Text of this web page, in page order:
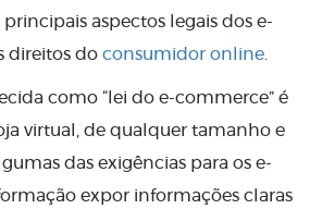
aspectos legais dos e-
direitos do consumidor online.
como “lei do e-commerce” é
virtual, de qualquer tamanho e
das exigências para os e-
expor informações claras